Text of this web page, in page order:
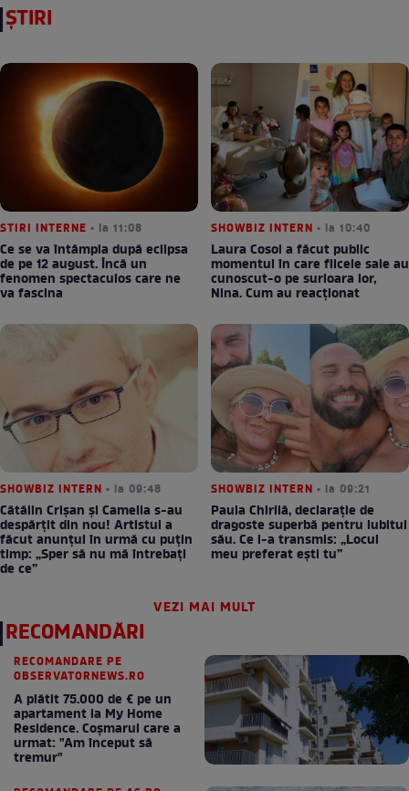
ȘTIRI
STIRI INTERNE • la 11:08
Ce se va întâmpla după eclipsa
de pe 12 august. Încă un
fenomen spectaculos care ne
va fascina
SHOWBIZ INTERN • la 10:40
Laura Cosoi a făcut public
momentul în care fiicele sale au
cunoscut-o pe surioara lor,
Nina. Cum au reacționat
SHOWBIZ INTERN • la 09:48
Cătălin Crișan și Camelia s-au
despărțit din nou! Artistul a
făcut anunțul în urmă cu puțin
timp: „Sper să nu mă întrebați
de ce”
SHOWBIZ INTERN • la 09:21
Paula Chirilă, declarație de
dragoste superbă pentru iubitul
său. Ce i-a transmis: „Locul
meu preferat ești tu”
VEZI MAI MULT
RECOMANDĂRI
RECOMANDARE PE
OBSERVATORNEWS.RO
A plătit 75.000 de € pe un
apartament la My Home
Residence. Coşmarul care a
urmat: "Am început să
tremur"